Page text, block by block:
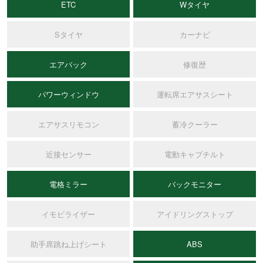
ETC Wタイヤ
Sタイヤ カーナビ
エアバック 修復歴
パワーウィンドウ 運転席エアサスシート
エアサスリモコン 蓄冷クーラー
近接センサー 電動キャブチルト
電格ミラー バックモニター
イモビライザー アイドリングストップ
助手席跳ね上げシート ABS